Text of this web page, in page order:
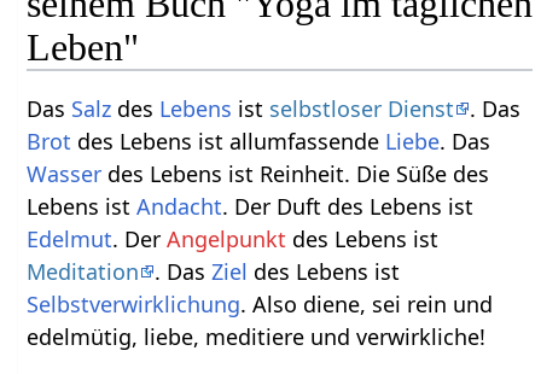
Leben"
Das Salz des Lebens ist selbstloser Dienst
. Das
Brot des Lebens ist allumfassende Liebe. Das
Wasser des Lebens ist Reinheit. Die Süße des
Lebens istAndacht. Der Duft des Lebens ist
Edelmut. DerAngelpunkt des Lebens ist
Meditation
. DasZiel des Lebens ist
Selbstverwirklichung. Also diene, sei rein und
edelmütig, liebe, meditiere und verwirkliche!